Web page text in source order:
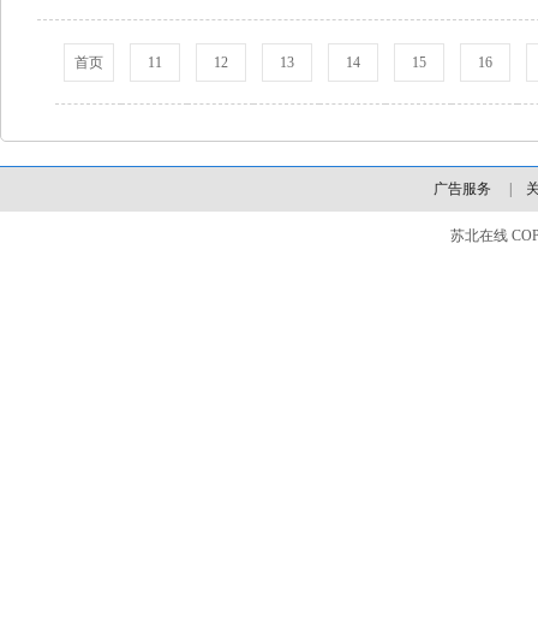
首页 11 12 13 14 15 16
广告服务
苏北在线